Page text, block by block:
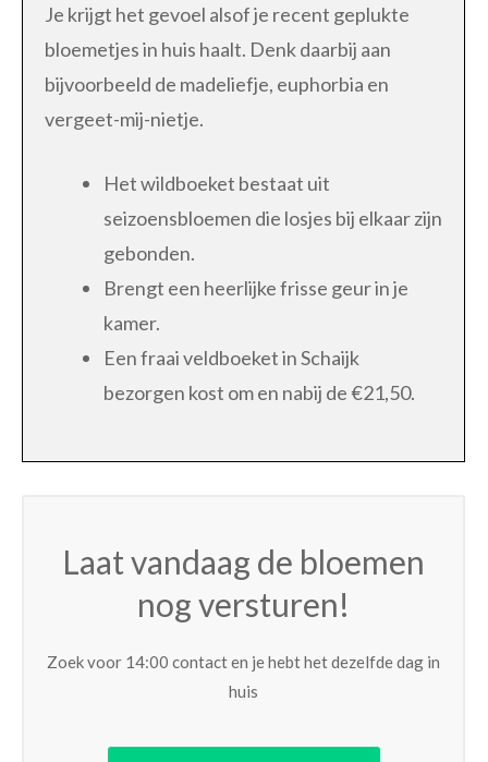
Je krijgt het gevoel alsof je recent geplukte
bloemetjes in huis haalt. Denk daarbij aan
bijvoorbeeld de madeliefje, euphorbia en
vergeet-mij-nietje.
Het wildboeket bestaat uit
seizoensbloemen die losjes bij elkaar zijn
gebonden.
Brengt een heerlijke frisse geur in je
kamer.
Een fraai veldboeket in Schaijk
bezorgen kost om en nabij de €21,50.
Laat vandaag de bloemen
nog versturen!
Zoek voor 14:00 contact en je hebt het dezelfde dag in
huis